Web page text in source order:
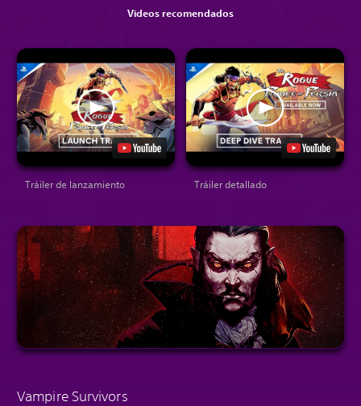
Videos recomendados
Tráiler de lanzamiento Tráiler detallado
Vampire Survivors